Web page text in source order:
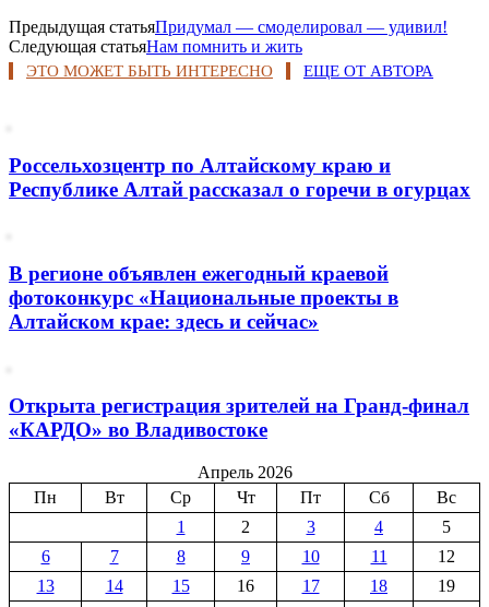
Предыдущая статьяПридумал — смоделировал — удивил!
Следующая статьяНам помнить и жить
ЭТО МОЖЕТ БЫТЬ ИНТЕРЕСНО ЕЩЕ ОТ АВТОРА
Россельхозцентр по Алтайскому краю и
Республике Алтай рассказал о горечи в огурцах
В регионе объявлен ежегодный краевой
фотоконкурс «Национальные проекты в
Алтайском крае: здесь и сейчас»
Открыта регистрация зрителей на Гранд-финал
«КАРДО» во Владивостоке
Апрель 2026
Пн
Вт Ср Чт Пт Сб
Вс
1
2 3 4
5
6
7 8 9 10 11
12
13
14 15 16 17 18
19